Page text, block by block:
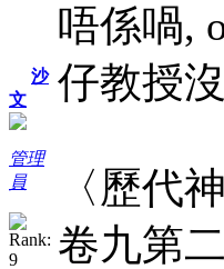
沙
文
管理
員
唔係喎,
仔教授
〈歷代
卷九第